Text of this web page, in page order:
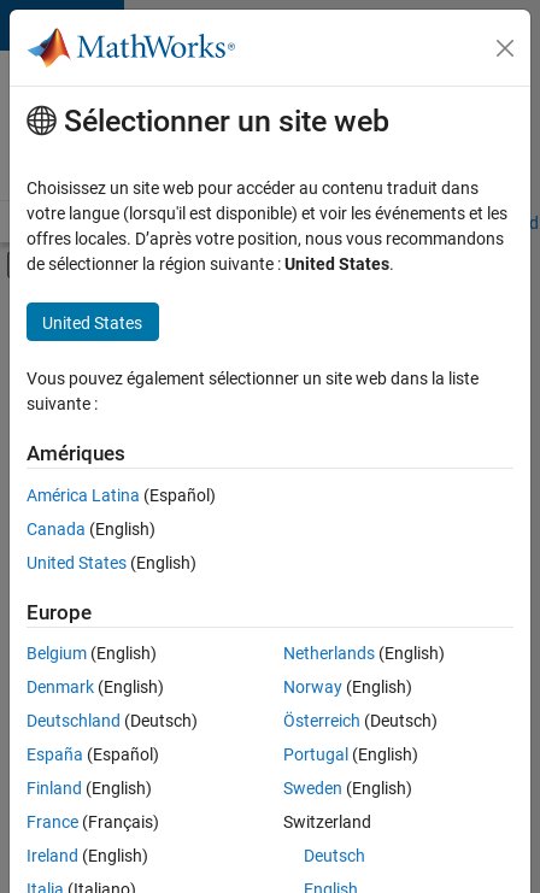
Passer au contenu
Votre
carrière
chez
Accueil Explorer nos opportunités Adresses de nos bureaux
Activer/désactiver l'affichage du menu
Contenu principal
FILTRER PAR
Infrastructure et architecture
Gestion des programmes
Actuellement,
aucune
offre
d'emploi
correspondant
à vos
critères
de
recherche.
Vous
pouvez
élargir
votre
recherche
ou
Sélectionner un site web
Choisissez un site web pour accéder au contenu traduit dans
votre langue (lorsqu'il est disponible) et voir les événements et les
offres locales. D’après votre position, nous vous recommandons
de sélectionner la région suivante :United States.
United States
Vous pouvez également sélectionner un site web dans la liste
suivante :
Amériques
América Latina (Español)
Canada (English)
United States (English)
Europe
Belgium (English)
Denmark (English)
Deutschland (Deutsch)
España (Español)
Finland (English)
France (Français)
Ireland (English)
Netherlands(English)
Norway(English)
Österreich (Deutsch)
Portugal (English)
Sweden (English)
Switzerland
Deutsch